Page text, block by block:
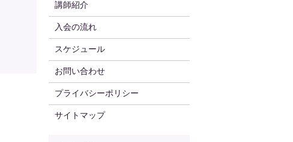
講師紹介
入会の流れ
スケジュール
お問い合わせ
プライバシーポリシー
サイトマップ